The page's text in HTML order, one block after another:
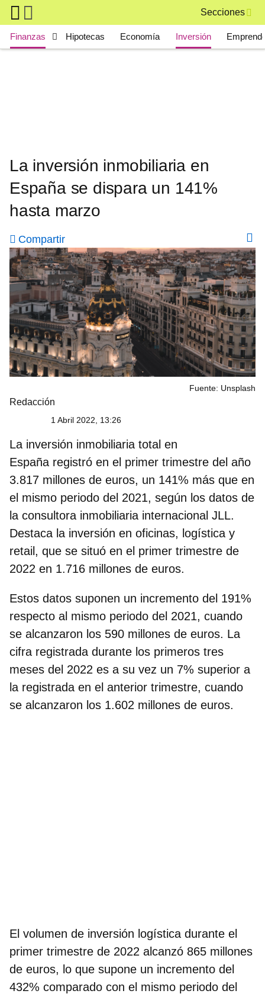
Skip to main content
Secciones
Main navigation
Finanzas Hipotecas Economía Inversión
La inversión inmobiliaria en
España se dispara un 141%
hasta marzo
Compartir
Fuente: Unsplash
Redacción
1 Abril 2022, 13:26
La inversión inmobiliaria total en
España registró en el primer trimestre del año
3.817 millones de euros, un 141% más que en
el mismo periodo del 2021, según los datos de
la consultora inmobiliaria internacional JLL.
Destaca la inversión en oficinas, logística y
retail, que se situó en el primer trimestre de
2022 en 1.716 millones de euros.
Estos datos suponen un incremento del 191%
respecto al mismo periodo del 2021, cuando
se alcanzaron los 590 millones de euros. La
cifra registrada durante los primeros tres
meses del 2022 es a su vez un 7% superior a
la registrada en el anterior trimestre, cuando
se alcanzaron los 1.602 millones de euros.
El volumen de inversión logística durante el
primer trimestre de 2022 alcanzó 865 millones
de euros, lo que supone un incremento del
432% comparado con el mismo periodo del